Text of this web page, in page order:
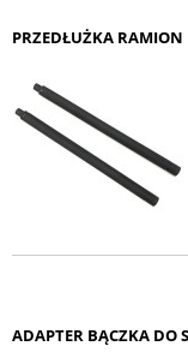
PRZEDŁUŻKA RAMION
ADAPTER BĄCZKA DO